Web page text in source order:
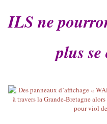
ILS ne
plus